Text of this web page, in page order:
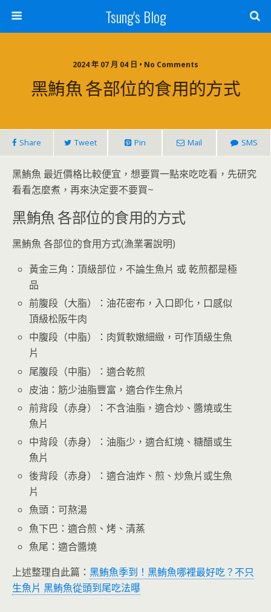
Tsung's Blog
2024 年 07 月 04 日 • No Comments
黑鮪魚 各部位的食用的方式
Share Tweet Pin Mail SMS
黑鮪魚 最近價格比較便宜，想要買一點來吃吃看，先研究
看看怎麼煮，再來決定要不要買~
黑鮪魚 各部位的食用的方式
黑鮪魚 各部位的食用方式(漁業署說明)
黃金三角：頂級部位，不論生魚片 或 乾煎都是極
品
前腹段（大脂）：油花密布，入口即化，口感似
頂級松阪牛肉
中腹段（中脂）：肉質軟嫩細緻，可作頂級生魚
片
尾腹段（中脂）：適合乾煎
皮油：筋少油脂豐富，適合作生魚片
前背段（赤身）：不含油脂，適合炒、醬燒或生
魚片
中背段（赤身）：油脂少，適合紅燒、糖醋或生
魚片
後背段（赤身）：適合油炸、煎、炒魚片或生魚
片
魚頭：可熬湯
魚下巴：適合煎、烤、清蒸
魚尾：適合醬燒
上述整理自此篇： 黑鮪魚季到！黑鮪魚哪裡最好吃？不只
生魚片 黑鮪魚從頭到尾吃法曝